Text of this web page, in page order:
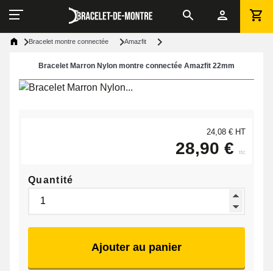
Bracelet montre connectée Amazfit
Bracelet Marron Nylon montre connectée Amazfit 22mm
24,08 € HT
28,90 € ttc
Quantité
Ajouter au panier